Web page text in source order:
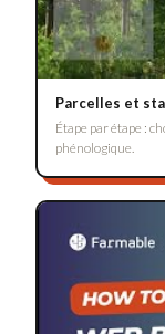
Parcelles et
Étape par étape :
phénologique.